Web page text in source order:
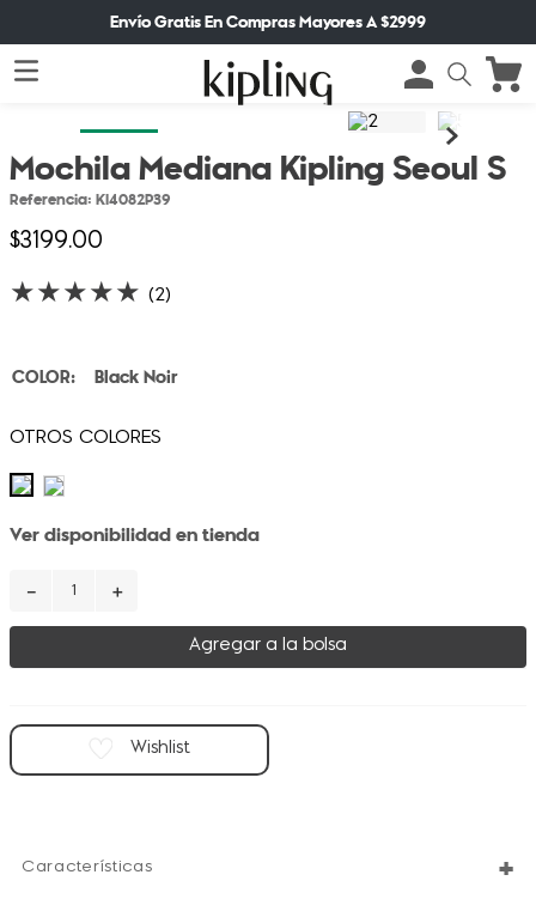
Envío Gratis En Compras Mayores A $2999
Mochila Mediana Kipling Seoul S
Referencia: KI4082P39
$3199.00
★★★★★ (2)
Black Noir
Ver disponibilidad en tienda
＋
－
Agregar a la bolsa
Características +